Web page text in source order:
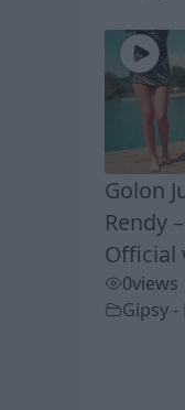
Golon
Rendy
Official
0views
Gipsy